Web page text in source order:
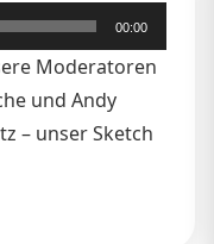
00:00
Moderatoren
und Andy
– unser Sketch